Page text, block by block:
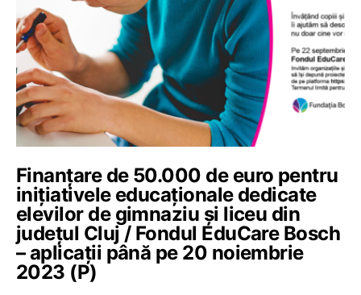
Finanțare de 50.000 de euro pentru
inițiativele educaționale dedicate
elevilor de gimnaziu și liceu din
județul Cluj / Fondul EduCare Bosch
– aplicații până pe 20 noiembrie
2023 (P)